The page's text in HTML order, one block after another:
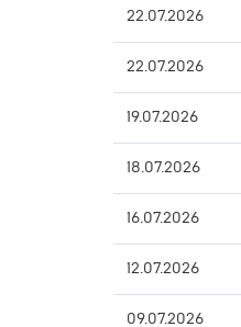
22.07.2026
22.07.2026
19.07.2026
18.07.2026
16.07.2026
12.07.2026
09.07.2026